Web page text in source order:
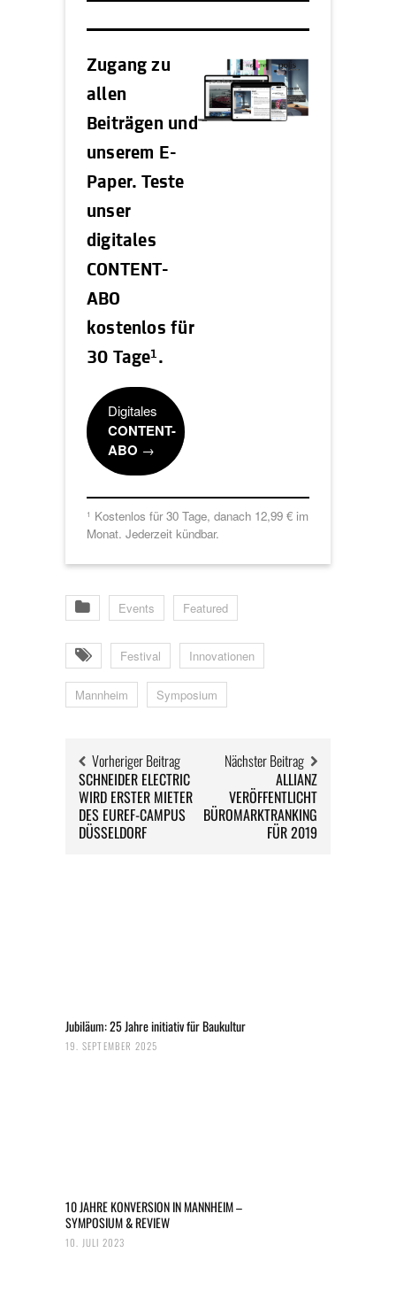
Zugang zu
allen
Beiträgen und
unserem E-
Paper. Teste
unser
digitales
CONTENT-
ABO
kostenlos für
30 Tage1 .
Digitales
CONTENT-
ABO →
1 Kostenlos für 30 Tage, danach 12,99 € im
Monat. Jederzeit kündbar.
Events Featured
Festival Innovationen
Mannheim Symposium
Vorheriger Beitrag
SCHNEIDER ELECTRIC
WIRD ERSTER MIETER
DES EUREF-CAMPUS
DÜSSELDORF
Nächster Beitrag
ALLIANZ
VERÖFFENTLICHT
BÜROMARKTRANKING
FÜR 2019
Jubiläum: 25 Jahre initiativ für Baukultur
19. SEPTEMBER 2025
10 JAHRE KONVERSION IN MANNHEIM –
SYMPOSIUM & REVIEW
10. JULI 2023